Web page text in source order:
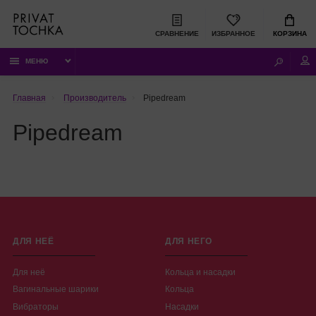
СРАВНЕНИЕ ИЗБРАННОЕ КОРЗИНА
МЕНЮ
Главная Производитель Pipedream
Pipedream
ДЛЯ НЕЁ
Для неё
Вагинальные шарики
Вибраторы
ДЛЯ НЕГО
Кольца и насадки
Кольца
Насадки